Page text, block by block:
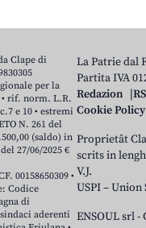
La Patrie dal
Partita IVA
Redazion
Cookie Policy
Proprietât
scrits in
V.J.
USPI –
ENSOUL srl-
Clape di
per la
• rif. norm. L.R.
e 10 • estremi
N. 261 del
(saldo) in
27/06/2025 €
00158650309 •
Codice
di
aderenti